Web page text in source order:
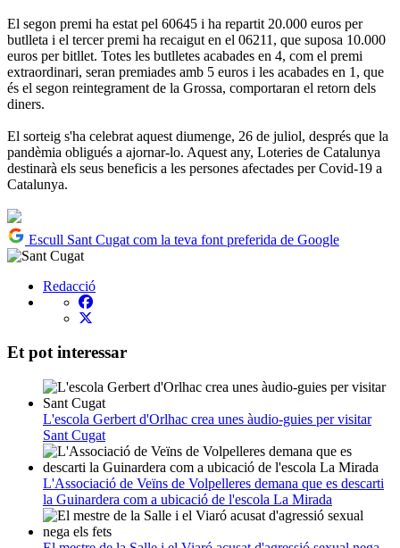
El segon premi ha estat pel 60645 i ha repartit 20.000 euros per
butlleta i el tercer premi ha recaigut en el 06211, que suposa 10.000
euros per bitllet. Totes les butlletes acabades en 4, com el premi
extraordinari, seran premiades amb 5 euros i les acabades en 1, que
és el segon reintegrament de la Grossa, comportaran el retorn dels
diners.
El sorteig s'ha celebrat aquest diumenge, 26 de juliol, després que la
pandèmia obligués a ajornar-lo. Aquest any, Loteries de Catalunya
destinarà els seus beneficis a les persones afectades per Covid-19 a
Catalunya.
Escull Sant Cugat com la teva font preferida de Google
Redacció
Et pot interessar
L'escola Gerbert d'Orlhac crea unes àudio-guies per visitar
Sant Cugat
L'Associació de Veïns de Volpelleres demana que es descarti
la Guinardera com a ubicació de l'escola La Mirada